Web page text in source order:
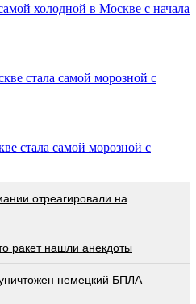
холодной в Москве с начала
стала самой морозной с
стала самой морозной с
отреагировали на
ракет нашли анекдоты
немецкий БПЛА